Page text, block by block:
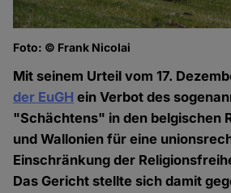
Foto: © Frank Nicolai
Mit seinem Urteil vom 17.
der EuGH ein Verbot des
"Schächtens" in den belgischen
und Wallonien für eine
Einschränkung der
Das Gericht stellte sich damit